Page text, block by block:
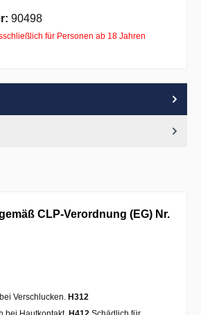
90498
für Personen ab 18 Jahren
CLP-Verordnung (EG) Nr.
Verschlucken. H312